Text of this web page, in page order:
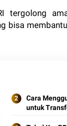
tergolong
bisa
Cara
untuk